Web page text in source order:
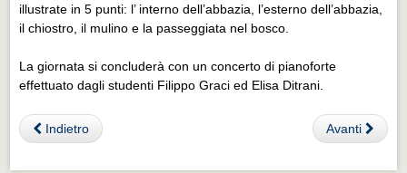
illustrate in 5 punti: l’ interno dell’abbazia, l’esterno dell’abbazia,
il chiostro, il mulino e la passeggiata nel bosco.
La giornata si concluderà con un concerto di pianoforte
effettuato dagli studenti Filippo Graci ed Elisa Ditrani.
Indietro Avanti